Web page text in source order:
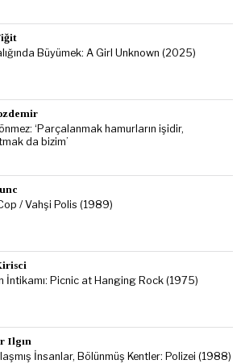
Büyümek: A Girl Unknown (2025)
‘Parçalanmak hamurların işidir,
da bizim’
/ Vahşi Polis (1989)
İntikamı: Picnic at Hanging Rock (1975)
Ilgın
İnsanlar, Bölünmüş Kentler: Polizei (1988)